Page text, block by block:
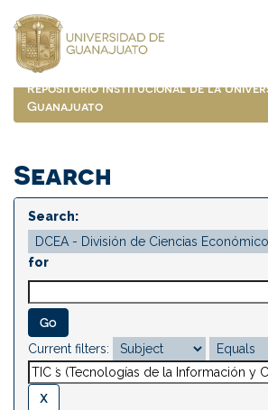
navigation
Repositorio Institucional de la
Guanajuato
Search
Search:
for
Current filters: